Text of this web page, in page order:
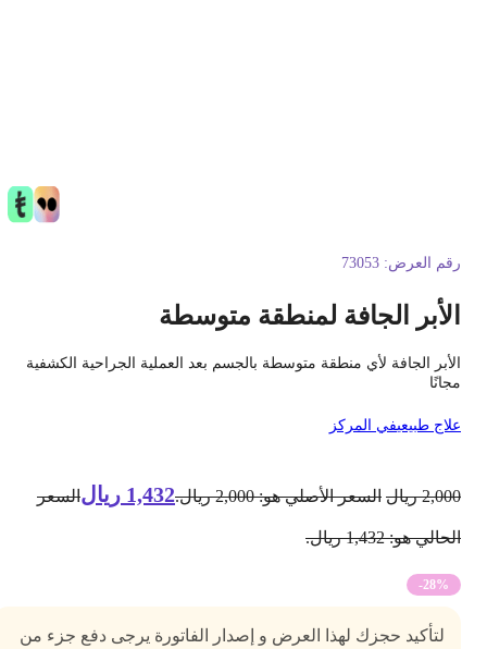
العرض: 73053
الجافة لمنطقة متوسطة
الجافة لأي منطقة متوسطة بالجسم بعد العملية الجراحية الكشفية
طبيعيفي المركز
ريال السعر الأصلي هو: 2,000 ريال. 1,432 ريال السعر
هو: 1,432 ريال.
-28%
لتأكيد حجزك لهذا العرض و إصدار الفاتورة يرجى دفع جزء من